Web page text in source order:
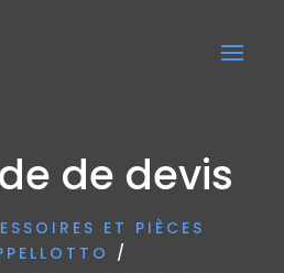
de devis
ET PIÈCES
/